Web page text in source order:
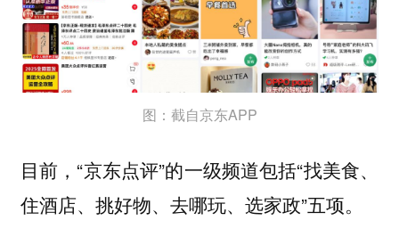
图：截自京东APP
目前，“京东点评”的一级频道包括“找美食、
住酒店、挑好物、去哪玩、选家政”五项。